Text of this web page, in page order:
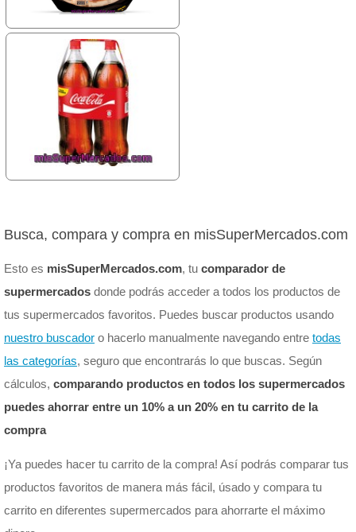
Busca, compara y compra en misSuperMercados.com
Esto es misSuperMercados.com, tu comparador de
supermercados donde podrás acceder a todos los productos de
tus supermercados favoritos. Puedes buscar productos usando
nuestro buscador o hacerlo manualmente navegando entre todas
las categorías, seguro que encontrarás lo que buscas. Según
cálculos, comparando productos en todos los supermercados
puedes ahorrar entre un 10% a un 20% en tu carrito de la
compra
¡Ya puedes hacer tu carrito de la compra! Así podrás comparar tus
productos favoritos de manera más fácil, úsado y compara tu
carrito en diferentes supermercados para ahorrarte el máximo